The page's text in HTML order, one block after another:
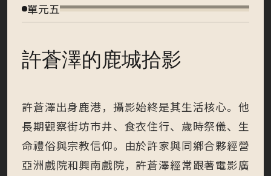
單元五
許蒼澤的鹿城拾影
許蒼澤出身鹿港，攝影始終是其生活核心。他
長期觀察街坊市井、食衣住行、歲時祭儀、生
命禮俗與宗教信仰。由於許家與同鄕合夥經營
亞洲戲院和興南戲院，許蒼澤經常跟著電影廣